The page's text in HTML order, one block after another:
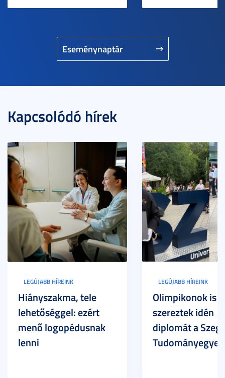
Eseménynaptár
Kapcsolódó hírek
LEGÚJABB HÍREINK
Hiányszakma, tele
lehetőséggel: ezért
menő logopédusnak
lenni
LEGÚJABB HÍREINK
Olimpikonok is
szereztek idén
diplomát a